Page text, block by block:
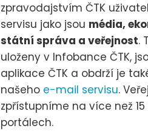
zpravodajstvím ČTK
servisu jako jsou média,
státní správa a veřejnost.
uloženy v Infobance ČTK,
aplikace ČTK a obdrží je
našeho e-mail servisu.
zpřístupníme na více než
portálech.